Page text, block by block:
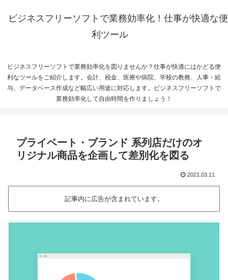
ビジネスフリーソフトで業務効率化！仕事が快適な便
利ツール
ビジネスフリーソフトで業務効率化を図りませんか？仕事が快適にはかどる便
利なツールをご紹介します。会計、税金、医療や病院、学校の教務、人事・給
与、データベース作成など幅広い用途に対応します。ビジネスフリーソフトで
業務効率化して自由時間を作りましょう！
プライベート・ブランド 系列店だけのオ
リジナル商品を企画して差別化を図る
2021.03.11
記事内に広告が含まれています。